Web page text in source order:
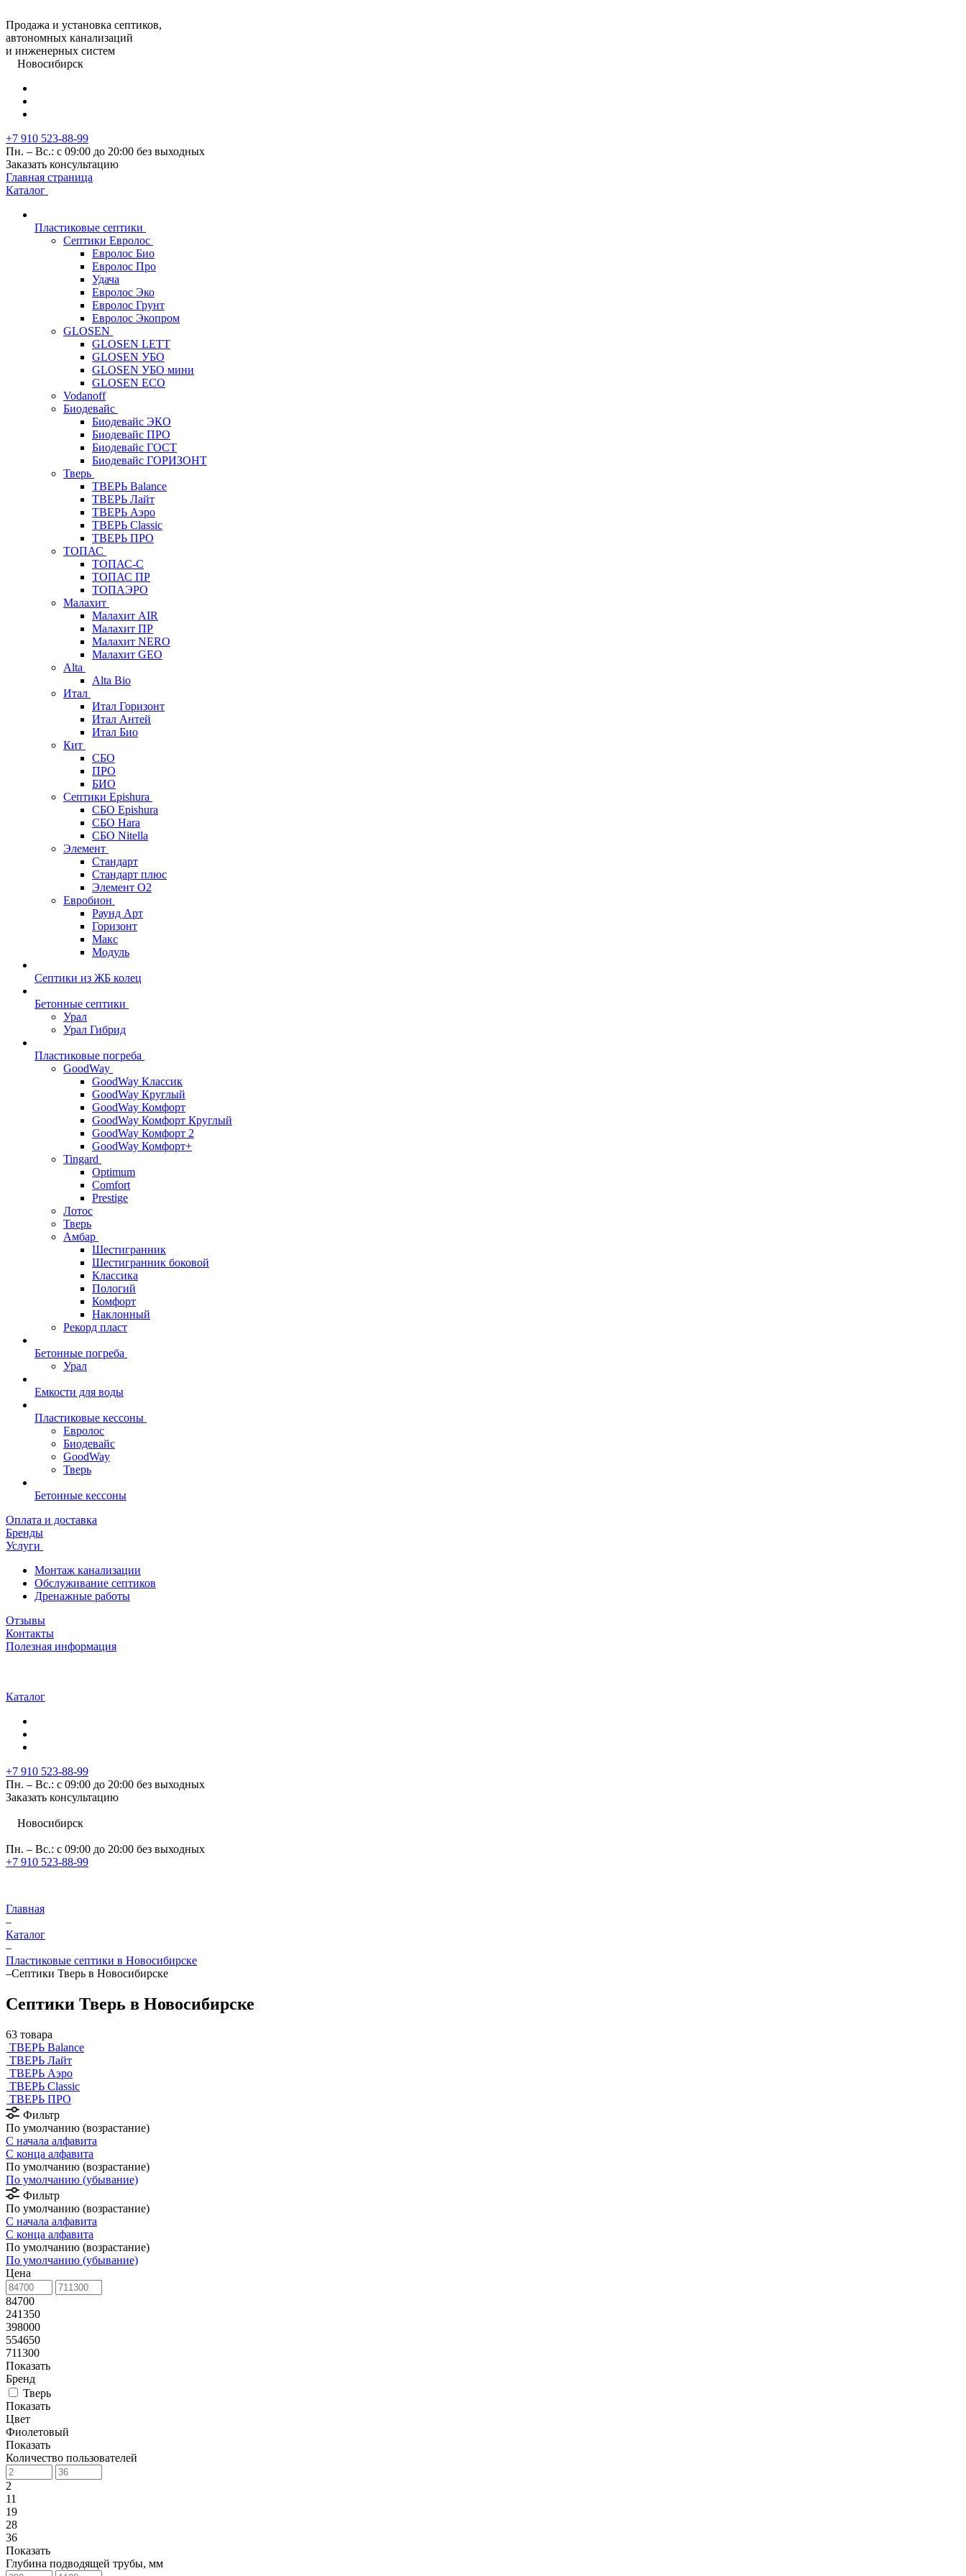
Продажа и установка септиков,
автономных канализаций
и инженерных систем
Новосибирск
+7 910 523-88-99
Пн. – Вс.: с 09:00 до 20:00 без выходных
Заказать консультацию
Главная страница
Каталог
Пластиковые септики
Септики Евролос
Евролос Био
Евролос Про
Удача
Евролос Эко
Евролос Грунт
Евролос Экопром
GLOSEN
GLOSEN LETT
GLOSEN УБО
GLOSEN УБО мини
GLOSEN ECO
Vodanoff
Биодевайс
Биодевайс ЭКО
Биодевайс ПРО
Биодевайс ГОСТ
Биодевайс ГОРИЗОНТ
Тверь
ТВЕРЬ Balance
ТВЕРЬ Лайт
ТВЕРЬ Аэро
ТВЕРЬ Classic
ТВЕРЬ ПРО
ТОПАС
ТОПАС-С
ТОПАС ПР
ТОПАЭРО
Малахит
Малахит AIR
Малахит ПР
Малахит NERO
Малахит GEO
Alta
Alta Bio
Итал
Итал Горизонт
Итал Антей
Итал Био
Кит
СБО
ПРО
БИО
Септики Epishura
СБО Epishura
СБО Hara
СБО Nitella
Элемент
Стандарт
Стандарт плюс
Элемент О2
Евробион
Раунд Арт
Горизонт
Макс
Модуль
Септики из ЖБ колец
Бетонные септики
Урал
Урал Гибрид
Пластиковые погреба
GoodWay
GoodWay Классик
GoodWay Круглый
GoodWay Комфорт
GoodWay Комфорт Круглый
GoodWay Комфорт 2
GoodWay Комфорт+
Tingard
Optimum
Comfort
Prestige
Лотос
Тверь
Амбар
Шестигранник
Шестигранник боковой
Классика
Пологий
Комфорт
Наклонный
Рекорд пласт
Бетонные погреба
Урал
Емкости для воды
Пластиковые кессоны
Евролос
Биодевайс
GoodWay
Тверь
Бетонные кессоны
Оплата и доставка
Бренды
Услуги
Монтаж канализации
Обслуживание септиков
Дренажные работы
Отзывы
Контакты
Полезная информация
Каталог
+7 910 523-88-99
Пн. – Вс.: с 09:00 до 20:00 без выходных
Заказать консультацию
Новосибирск
Пн. – Вс.: с 09:00 до 20:00 без выходных
+7 910 523-88-99
Главная
–
Каталог
–
Пластиковые септики в Новосибирске
–Септики Тверь в Новосибирске
Септики Тверь в Новосибирске
63 товара
ТВЕРЬ Balance
ТВЕРЬ Лайт
ТВЕРЬ Аэро
ТВЕРЬ Classic
ТВЕРЬ ПРО
Фильтр
По умолчанию (возрастание)
С начала алфавита
С конца алфавита
По умолчанию (возрастание)
По умолчанию (убывание)
Фильтр
По умолчанию (возрастание)
С начала алфавита
С конца алфавита
По умолчанию (возрастание)
По умолчанию (убывание)
Цена
84700
241350
398000
554650
711300
Показать
Бренд
Тверь
Показать
Цвет
Фиолетовый
Показать
Количество пользователей
2
11
19
28
36
Показать
Глубина подводящей трубы, мм